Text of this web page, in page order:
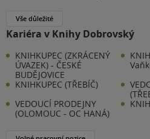
Vše důležité
Kariéra v Knihy Dobrovský
KNIHKUPEC (ZKRÁCENÝ
ÚVAZEK) - ČESKÉ
BUDĚJOVICE
KNIHKUPEC (TŘEBÍČ)
VEDOUCÍ PRODEJNY
(OLOMOUC - OC HANÁ)